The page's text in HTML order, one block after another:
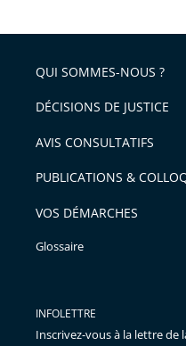
QUI SOMMES-NOUS ?
DÉCISIONS DE JUSTICE
AVIS CONSULTATIFS
PUBLICATIONS &
VOS DÉMARCHES
Glossaire
INFOLETTRE
Inscrivez-vous à la lettre de